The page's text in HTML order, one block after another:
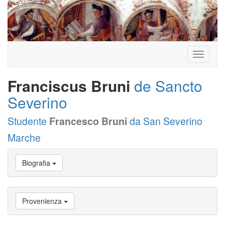
Toggle
Franciscus Bruni de Sancto
Severino
Studente Francesco Bruni da San Severino
Marche
Vai
Biografia
Provenienza
Vai
Biografia
Provenienza